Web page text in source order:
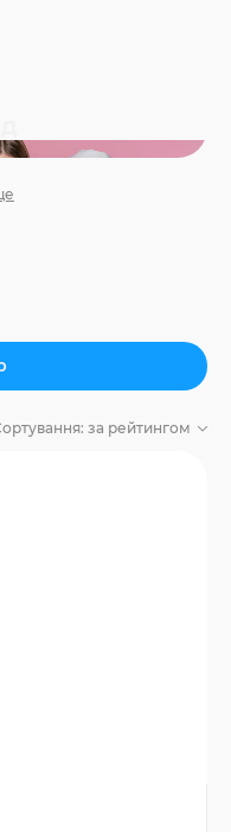
за рейтингом